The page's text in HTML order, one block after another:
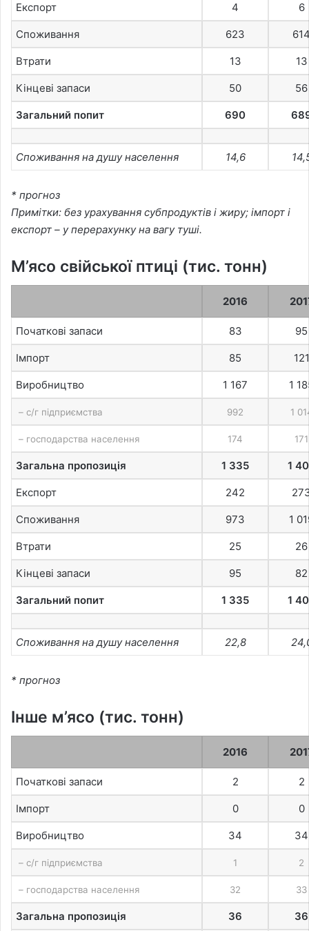
Експорт 4 6
Споживання 623
Втрати 13 13
Кінцеві запаси 50 56
Загальний попит 690
Споживання на душу населення 14,6
* прогноз
Примітки: без урахування субпродуктів і жиру; імпорт і
експорт – у перерахунку на вагу туші.
М’ясо свійської птиці (тис. тонн)
2016
Початкові запаси 83 95
Імпорт 85 121
Виробництво 1 167 1
– с/г підприємства 992 1
– господарства населення 174 171
Загальна пропозиція 1 335 1
Експорт 242
Споживання 973 1
Втрати 25 26
Кінцеві запаси 95 82
Загальний попит 1 335 1
Споживання на душу населення 22,8
* прогноз
Інше м’ясо (тис. тонн)
2016
Початкові запаси 2 2
Імпорт 0 0
Виробництво 34 34
– с/г підприємства 1 2
– господарства населення 32 33
Загальна пропозиція 36 36